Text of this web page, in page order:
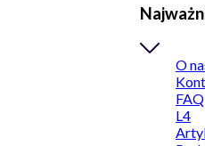
O
FAQ
L4